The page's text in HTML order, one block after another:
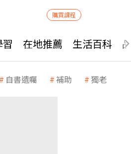
購買課程
在地推薦 生活百科
自書遺囑 補助 獨老